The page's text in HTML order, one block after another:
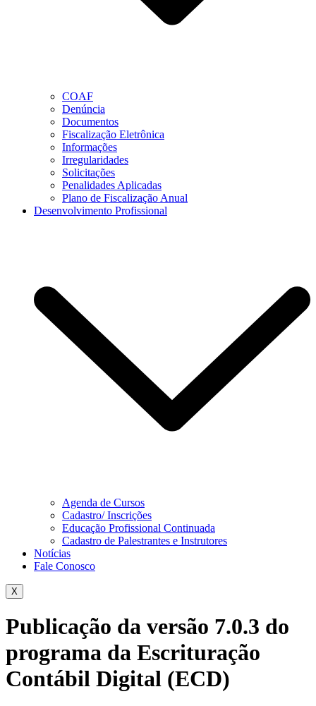
COAF
Denúncia
Documentos
Fiscalização Eletrônica
Informações
Irregularidades
Solicitações
Penalidades Aplicadas
Plano de Fiscalização Anual
Desenvolvimento Profissional
Agenda de Cursos
Cadastro/ Inscrições
Educação Profissional Continuada
Cadastro de Palestrantes e Instrutores
Notícias
Fale Conosco
X
Publicação da versão 7.0.3 do
programa da Escrituração
Contábil Digital (ECD)